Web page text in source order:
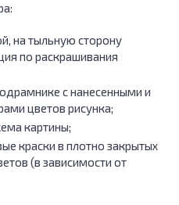
на тыльную сторону
по раскрашивания
с нанесенными и
цветов рисунка;
картины;
краски в плотно закрытых
(в зависимости от